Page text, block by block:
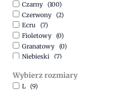
Czarny (100)
Czerwony (2)
Ecru
(7)
Fioletowy (0)
Granatowy (0)
Niebieski (7)
Pomarańczowy
(2)
Różowy
Wybierz rozmiary
L (9)